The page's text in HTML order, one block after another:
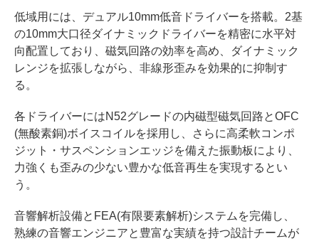
低域用には、デュアル10mm低音ドライバーを搭載。2基
の10mm大口径ダイナミックドライバーを精密に水平対
向配置しており、磁気回路の効率を高め、ダイナミック
レンジを拡張しながら、非線形歪みを効果的に抑制す
る。
各ドライバーにはN52グレードの内磁型磁気回路とOFC
(無酸素銅)ボイスコイルを採用し、さらに高柔軟コンポ
ジット・サスペンションエッジを備えた振動板により、
力強くも歪みの少ない豊かな低音再生を実現するとい
う。
音響解析設備とFEA(有限要素解析)システムを完備し、
熟練の音響エンジニアと豊富な実績を持つ設計チームが